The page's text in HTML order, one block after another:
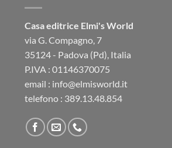
Casa editrice Elmi's World
via G. Compagno, 7
35124 - Padova (Pd), Italia
P.IVA : 01146370075
email : info@elmisworld.it
telefono : 389.13.48.854